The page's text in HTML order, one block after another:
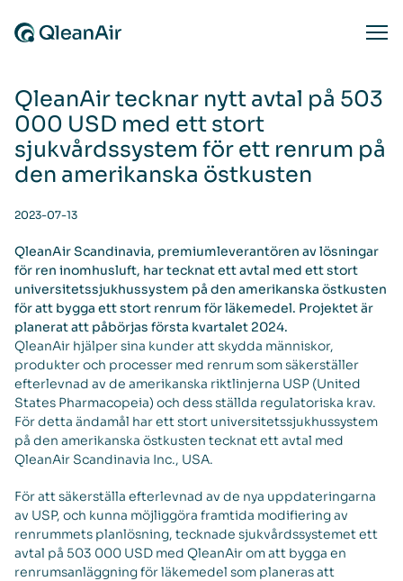
QleanAir tecknar nytt avtal på 503
000 USD med ett stort
sjukvårdssystem för ett renrum på
den amerikanska östkusten
2023-07-13
QleanAir Scandinavia, premiumleverantören av lösningar
för ren inomhusluft, har tecknat ett avtal med ett stort
universitetssjukhussystem på den amerikanska östkusten
för att bygga ett stort renrum för läkemedel. Projektet är
planerat att påbörjas första kvartalet 2024.
QleanAir hjälper sina kunder att skydda människor,
produkter och processer med renrum som säkerställer
efterlevnad av de amerikanska riktlinjerna USP (United
States Pharmacopeia) och dess ställda regulatoriska krav.
För detta ändamål har ett stort universitetssjukhussystem
på den amerikanska östkusten tecknat ett avtal med
QleanAir Scandinavia Inc., USA.
För att säkerställa efterlevnad av de nya uppdateringarna
av USP, och kunna möjliggöra framtida modifiering av
renrummets planlösning, tecknade sjukvårdssystemet ett
avtal på 503 000 USD med QleanAir om att bygga en
renrumsanläggning för läkemedel som planeras att